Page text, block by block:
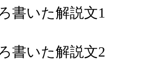
書いた解説文1
書いた解説文2